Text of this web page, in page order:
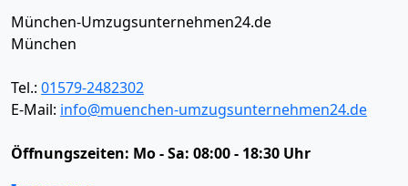
München-Umzugsunternehmen24.de
München
Tel.: 01579-2482302
E-Mail: info@muenchen-umzugsunternehmen24.de
Öffnungszeiten: Mo - Sa: 08:00 - 18:30 Uhr